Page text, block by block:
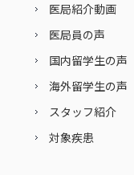
医局紹介動画
医局員の声
国内留学生の声
海外留学生の声
スタッフ紹介
対象疾患